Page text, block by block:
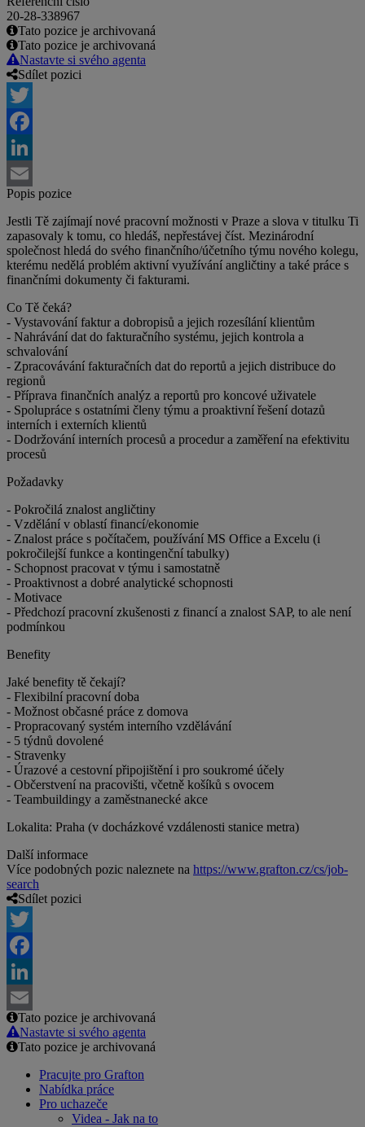
20-28-338967
Tato pozice je archivovaná
Tato pozice je archivovaná
Nastavte si svého agenta
Sdílet pozici
Twitter
Facebook
LinkedIn
Email
Popis pozice
Jestli Tě zajímají nové pracovní možnosti v Praze a slova v titulku Ti
zapasovaly k tomu, co hledáš, nepřestávej číst. Mezinárodní
společnost hledá do svého finančního/účetního týmu nového kolegu,
kterému nedělá problém aktivní využívání angličtiny a také práce s
finančními dokumenty či fakturami.
Co Tě čeká?
- Vystavování faktur a dobropisů a jejich rozesílání klientům
- Nahrávání dat do fakturačního systému, jejich kontrola a
schvalování
- Zpracovávání fakturačních dat do reportů a jejich distribuce do
regionů
- Příprava finančních analýz a reportů pro koncové uživatele
- Spolupráce s ostatními členy týmu a proaktivní řešení dotazů
interních i externích klientů
- Dodržování interních procesů a procedur a zaměření na efektivitu
procesů
Požadavky
- Pokročilá znalost angličtiny
- Vzdělání v oblastí financí/ekonomie
- Znalost práce s počítačem, používání MS Office a Excelu (i
pokročilejší funkce a kontingenční tabulky)
- Schopnost pracovat v týmu i samostatně
- Proaktivnost a dobré analytické schopnosti
- Motivace
- Předchozí pracovní zkušenosti z financí a znalost SAP, to ale není
podmínkou
Benefity
Jaké benefity tě čekají?
- Flexibilní pracovní doba
- Možnost občasné práce z domova
- Propracovaný systém interního vzdělávání
- 5 týdnů dovolené
- Stravenky
- Úrazové a cestovní připojištění i pro soukromé účely
- Občerstvení na pracovišti, včetně košíků s ovocem
- Teambuildingy a zaměstnanecké akce
Lokalita: Praha (v docházkové vzdálenosti stanice metra)
Další informace
Více podobných pozic naleznete na https://www.grafton.cz/cs/job-
search
Sdílet pozici
Twitter
Facebook
LinkedIn
Email
Tato pozice je archivovaná
Nastavte si svého agenta
Tato pozice je archivovaná
Pracujte pro Grafton
Nabídka práce
Pro uchazeče
Videa - Jak na to